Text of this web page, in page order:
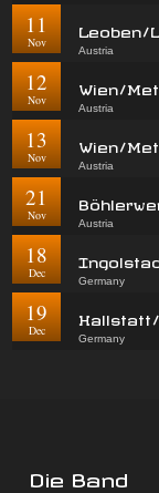
11
Nov
Leoben/
Austria
12
Nov
Wien/
Austria
13
Nov
Wien/
Austria
21
Nov
Austria
18
Dec
Germany
19
Dec
Germany
Die Band